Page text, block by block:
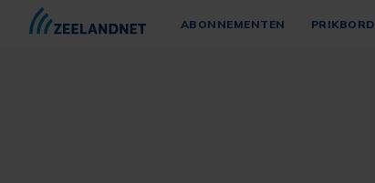
ABONNEMENTEN PRIKBORD